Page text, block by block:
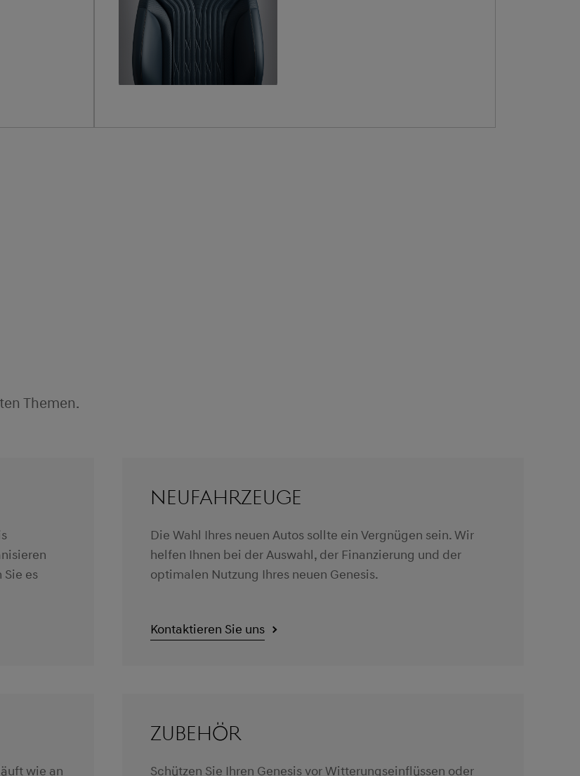
Themen.
es
NEUFAHRZEUGE
Die Wahl Ihres neuen Autos sollte ein Vergnügen sein. Wir
helfen Ihnen bei der Auswahl, der Finanzierung und der
optimalen Nutzung Ihres neuen Genesis.
Kontaktieren Sie uns
wie an
ZUBEHÖR
Schützen Sie Ihren Genesis vor Witterungseinflüssen oder